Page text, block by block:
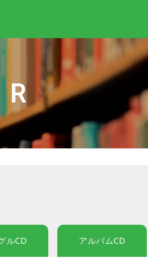
ルCD アルバムCD